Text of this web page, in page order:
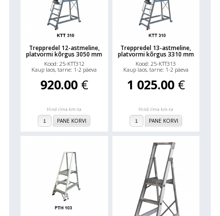
Treppredel 12-astmeline,
platvormi kõrgus 3050 mm
Kood: 25-KTT312
Kaup laos, tarne: 1-2 päeva
920.00 €
Hind ilma km-ta
PANE KORVI
Treppredel 13-astmeline,
platvormi kõrgus 3310 mm
Kood: 25-KTT313
Kaup laos, tarne: 1-2 päeva
1 025.00 €
Hind ilma km-ta
PANE KORVI